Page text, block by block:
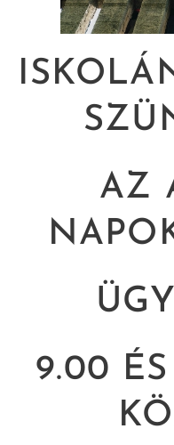
AZ
9.00